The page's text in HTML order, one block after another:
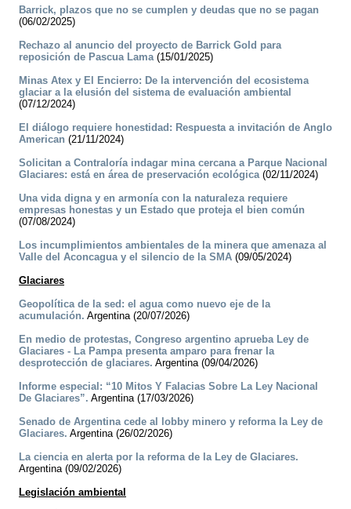
Barrick, plazos que no se cumplen y deudas que no se pagan
(06/02/2025)
Rechazo al anuncio del proyecto de Barrick Gold para
reposición de Pascua Lama(15/01/2025)
Minas Atex y El Encierro: De la intervención del ecosistema
glaciar a la elusión del sistema de evaluación ambiental
(07/12/2024)
El diálogo requiere honestidad: Respuesta a invitación de Anglo
American (21/11/2024)
Solicitan a Contraloría indagar mina cercana a Parque Nacional
Glaciares: está en área de preservación ecológica(02/11/2024)
Una vida digna y en armonía con la naturaleza requiere
empresas honestas y un Estado que proteja el bien común
(07/08/2024)
Los incumplimientos ambientales de la minera que amenaza al
Valle del Aconcagua y el silencio de la SMA (09/05/2024)
Glaciares
Geopolítica de la sed: el agua como nuevo eje de la
acumulación. Argentina (20/07/2026)
En medio de protestas, Congreso argentino aprueba Ley de
Glaciares - La Pampa presenta amparo para frenar la
desprotección de glaciares. Argentina (09/04/2026)
Informe especial: “10 Mitos Y Falacias Sobre La Ley Nacional
De Glaciares”. Argentina (17/03/2026)
Senado de Argentina cede al lobby minero y reforma la Ley de
Glaciares. Argentina (26/02/2026)
La ciencia en alerta por la reforma de la Ley de Glaciares.
Argentina (09/02/2026)
Legislación ambiental